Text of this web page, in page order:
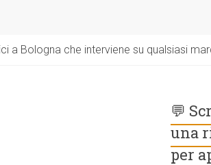
Bologna che interviene su qualsiasi
💬
una
per